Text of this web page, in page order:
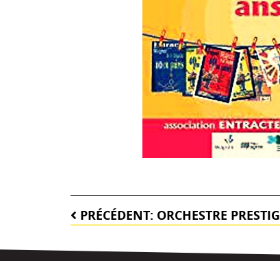
Navigation
de
l’article
PRÉCÉDENT: ORCHESTRE